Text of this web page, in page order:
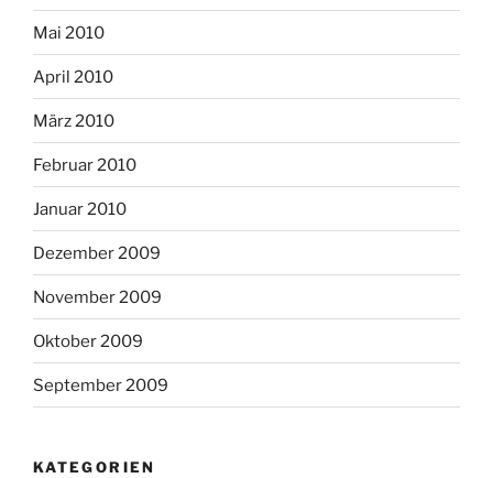
Mai 2010
April 2010
März 2010
Februar 2010
Januar 2010
Dezember 2009
November 2009
Oktober 2009
September 2009
KATEGORIEN